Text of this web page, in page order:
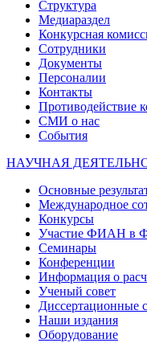
Структура
Медиараздел
Конкурсная
Сотрудники
Документы
Персоналии
Контакты
Противодействие
СМИ о нас
События
НАУЧНАЯ
Основные
Международное
Конкурсы
Участие ФИАН в
Семинары
Конференции
Информация о
Ученый совет
Диссертационные
Наши издания
Оборудование